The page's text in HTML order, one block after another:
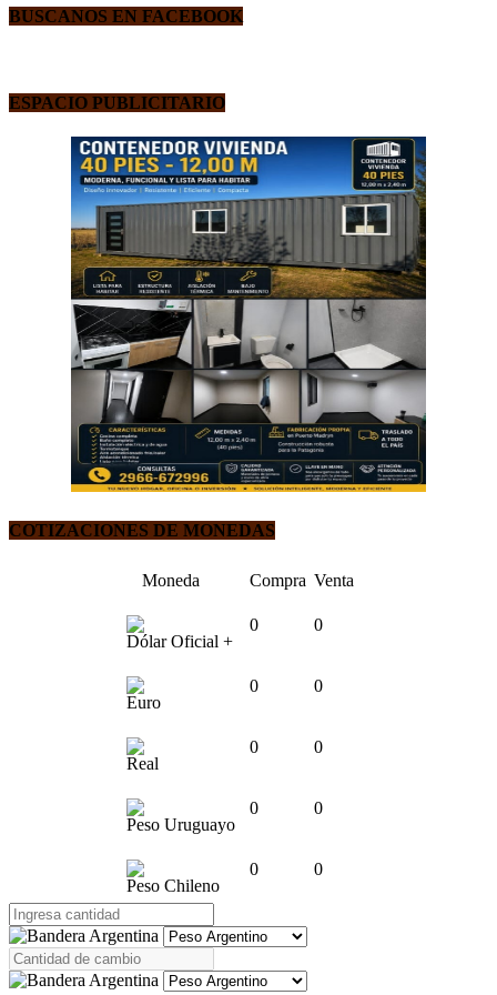
BUSCANOS EN FACEBOOK
ESPACIO PUBLICITARIO
COTIZACIONES DE MONEDAS
Moneda Compra Venta
Dólar Oficial +
0 0
Euro
0 0
Real
0 0
Peso Uruguayo
0 0
Peso Chileno
0 0